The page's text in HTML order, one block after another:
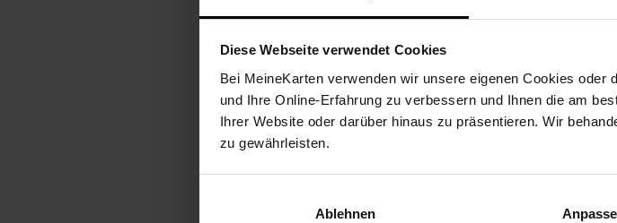
Diese Webseite verwendet Cookies
Bei MeineKarten verwenden wir unsere eigenen Cookies
und Ihre Online-Erfahrung zu verbessern und Ihnen die am
Ihrer Website oder darüber hinaus zu präsentieren. Wir
zu gewährleisten.
Ablehnen
BESCHREIBUNG VEREDLUNG PAPIERE
Mit dieser raffinierten Einladung, die durch eine zweifarbige
dem Kraftpapier Hintergrund besonders gut zur Geltung.
wird Ihre Gäste sicher erfreuen!